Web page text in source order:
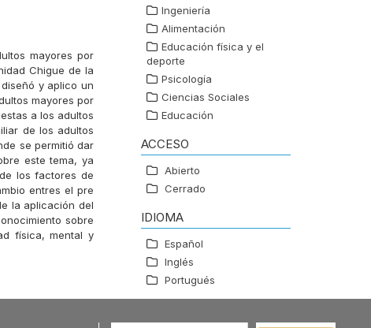
mayores por
Chigue de la
y aplico un
mayores por
a los adultos
de los adultos
se permitió dar
este tema, ya
los factores de
entres el pre
la aplicación del
sobre
física, mental y
Ingeniería
Alimentación
Educación física y el
deporte
Psicología
Ciencias Sociales
Educación
ACCESO
Abierto
Cerrado
IDIOMA
Español
Inglés
Portugués